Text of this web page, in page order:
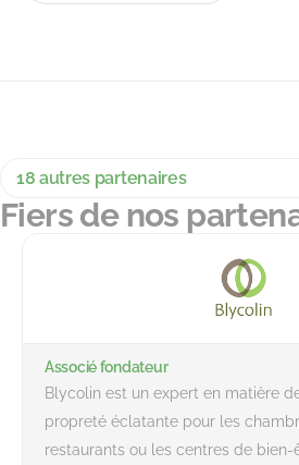
18 autres partenaires
Fiers de nos
Associé fondateur
Blycolin est un expert en matière
propreté éclatante pour les
restaurants ou les centres de bien-